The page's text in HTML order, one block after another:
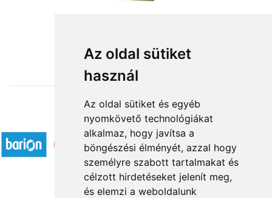
Az oldal sütiket
használ
Az oldal sütiket és egyéb
nyomkövető technológiákat
alkalmaz, hogy javítsa a
böngészési élményét, azzal hogy
személyre szabott tartalmakat és
célzott hirdetéseket jelenít meg,
és elemzi a weboldalunk
Accepted payment methods